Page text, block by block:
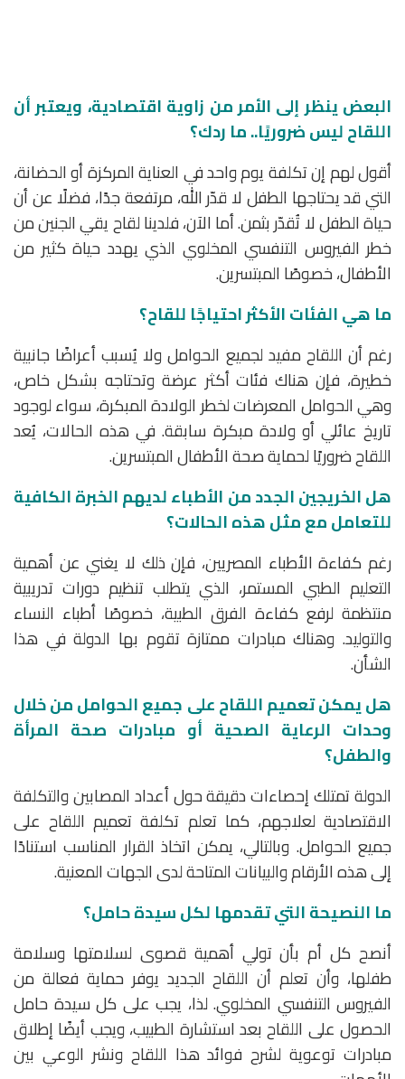
البعض ينظر إلى الأمر من زاوية اقتصادية، ويعتبر أن
اللقاح ليس ضروريًا.. ما ردك؟
أقول لهم إن تكلفة يوم واحد في العناية المركزة أو الحضانة،
التي قد يحتاجها الطفل لا قدّر الله، مرتفعة جدًا، فضلًا عن أن
حياة الطفل لا تُقدّر بثمن. أما الآن، فلدينا لقاح يقي الجنين من
خطر الفيروس التنفسي المخلوي الذي يهدد حياة كثير من
الأطفال، خصوصًا المبتسرين.
ما هي الفئات الأكثر احتياجًا للقاح؟
رغم أن اللقاح مفيد لجميع الحوامل ولا يُسبب أعراضًا جانبية
خطيرة، فإن هناك فئات أكثر عرضة وتحتاجه بشكل خاص،
وهي الحوامل المعرضات لخطر الولادة المبكرة، سواء لوجود
تاريخ عائلي أو ولادة مبكرة سابقة. في هذه الحالات، يُعد
اللقاح ضروريًا لحماية صحة الأطفال المبتسرين.
هل الخريجين الجدد من الأطباء لديهم الخبرة الكافية
للتعامل مع مثل هذه الحالات؟
رغم كفاءة الأطباء المصريين، فإن ذلك لا يغني عن أهمية
التعليم الطبي المستمر، الذي يتطلب تنظيم دورات تدريبية
منتظمة لرفع كفاءة الفرق الطبية، خصوصًا أطباء النساء
والتوليد. وهناك مبادرات ممتازة تقوم بها الدولة في هذا
الشأن.
هل يمكن تعميم اللقاح على جميع الحوامل من خلال
وحدات الرعاية الصحية أو مبادرات صحة المرأة
والطفل؟
الدولة تمتلك إحصاءات دقيقة حول أعداد المصابين والتكلفة
الاقتصادية لعلاجهم، كما تعلم تكلفة تعميم اللقاح على
جميع الحوامل. وبالتالي، يمكن اتخاذ القرار المناسب استنادًا
إلى هذه الأرقام والبيانات المتاحة لدى الجهات المعنية.
ما النصيحة التي تقدمها لكل سيدة حامل؟
أنصح كل أم بأن تولي أهمية قصوى لسلامتها وسلامة
طفلها، وأن تعلم أن اللقاح الجديد يوفر حماية فعالة من
الفيروس التنفسي المخلوي. لذا، يجب على كل سيدة حامل
الحصول على اللقاح بعد استشارة الطبيب، ويجب أيضًا إطلاق
مبادرات توعوية لشرح فوائد هذا اللقاح ونشر الوعي بين